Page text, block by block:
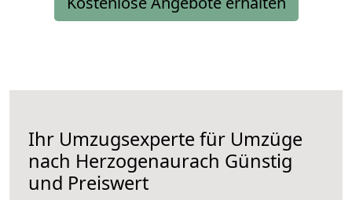
Ihr Umzugsexperte für Umzüge
nach Herzogenaurach Günstig
und Preiswert